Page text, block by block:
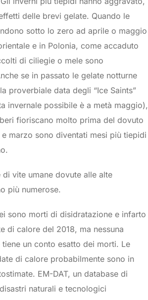
delle brevi gelate. Quando le
sotto lo zero ad aprile o maggio
e in Polonia, come accaduto
di ciliegie o mele sono
se in passato le gelate notturne
proverbiale data degli “Ice Saints”
invernale possibile è a metà maggio),
fioriscano molto prima del dovuto
marzo sono diventati mesi più tiepidi
di vite umane dovute alle alte
più numerose.
sono morti di disidratazione e infarto
di calore del 2018, ma nessuna
un conto esatto dei morti. Le
di calore probabilmente sono in
EM-DAT, un database di
naturali e tecnologici